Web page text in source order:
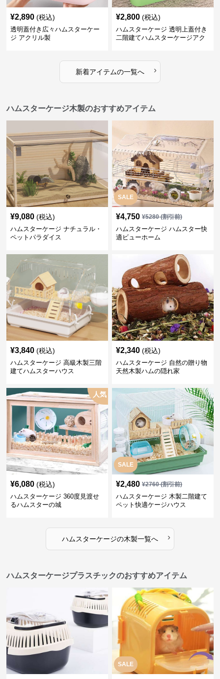
¥2,890 (税込)
透明蓋付き広々ハムスターケー
ジ アクリル製
¥2,800 (税込)
ハムスターケージ 透明上蓋付き
二階建てハムスターケージアク
新着アイテムの一覧へ ›
ハムスターケージ木製のおすすめアイテム
¥9,080 (税込)
ハムスターケージ ナチュラル・
ペットパラダイス
SALE
¥4,750 ¥5280(割引前)
ハムスターケージ ハムスター快
適ビューホーム
¥3,840 (税込)
ハムスターケージ 高級木製三階
建てハムスターハウス
¥2,340 (税込)
ハムスターケージ 自然の贈り物
天然木製ハムの隠れ家
人気
¥6,080 (税込)
ハムスターケージ 360度見渡せ
るハムスターの城
SALE
¥2,480 ¥2760(割引前)
ハムスターケージ 木製二階建て
ペット快適ケージハウス
ハムスターケージの木製一覧へ ›
ハムスターケージプラスチックのおすすめアイテム
SALE